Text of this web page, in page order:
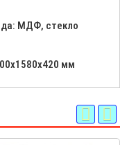
МДФ, стекло
мм